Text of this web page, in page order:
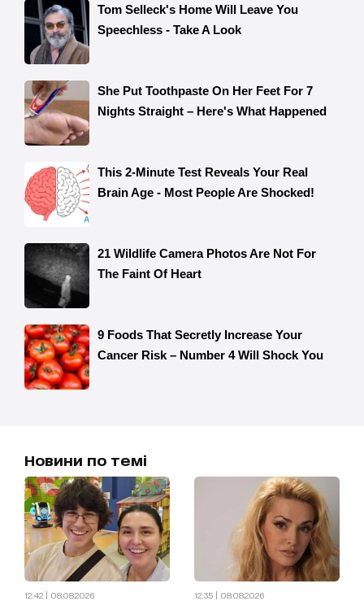
Новини по темі
12:42 | 08.08.2026 12:35 | 08.08.2026